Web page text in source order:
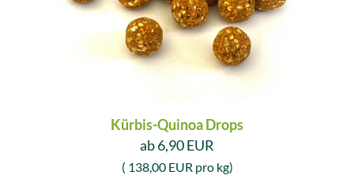
Kürbis-Quinoa Drops
ab 6,90 EUR
( 138,00 EUR pro kg)